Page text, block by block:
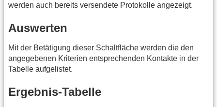
werden auch bereits versendete Protokolle angezeigt.
Auswerten
Mit der Betätigung dieser Schaltfläche werden die den
angegebenen Kriterien entsprechenden Kontakte in der
Tabelle aufgelistet.
Ergebnis-Tabelle